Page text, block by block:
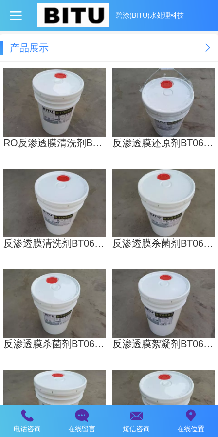
碧涂(BITU)水处理科技
产品展示
RO反渗透膜清洗剂BT0666碱性碧涂厂家直销大量现货 反渗透膜还原剂BT0633碧涂快速分解氯气性价比高
反渗透膜清洗剂BT0655酸性能使RO膜洁净如新 反渗透膜杀菌剂BT0603非氧化碧涂技术专业配方高效
反渗透膜杀菌剂BT0606氧化性具有快速的杀菌杀生效能 反渗透膜絮凝剂BT0622碧涂(BITU)适用各类水质环境
电话咨询 在线留言 短信咨询 在线位置